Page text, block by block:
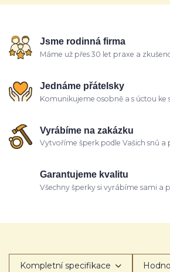
Jsme rodinná firma
Máme už přes 30 let praxe a
Jednáme přátelsky
Komunikujeme osobně a s úctou
Vyrábíme na zakázku
Vytvoříme šperk podle Vašich snů a
Garantujeme kvalitu
Všechny šperky si vyrábíme sami a
Kompletní specifikace